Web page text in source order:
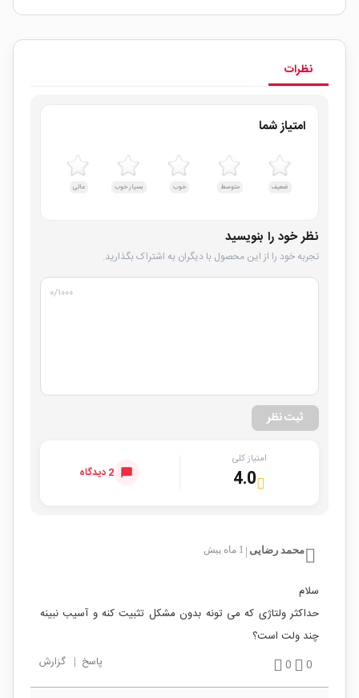
نظرات
امتیاز شما
ضعیف متوسط خوب بسیار خوب عالی
نظر خود را بنویسید
تجربه خود را از این محصول با دیگران به اشتراک بگذارید.
۰/۱۰۰۰
ثبت نظر
امتیاز کلی
4.0 2 دیدگاه
محمد رضایی 1 ماه پیش
سلام
حداکثر ولتاژی که می تونه بدون مشکل تثبیت کنه و آسیب نبینه
چند ولت است؟
0
0 پاسخ | گزارش